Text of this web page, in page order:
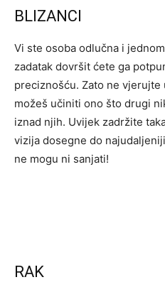
BLIZANCI
Vi ste osoba odlučna i
zadatak dovršit ćete ga
preciznošću. Zato ne
možeš učiniti ono što drugi
iznad njih. Uvijek zadržite
vizija dosegne do
ne mogu ni sanjati!
RAK